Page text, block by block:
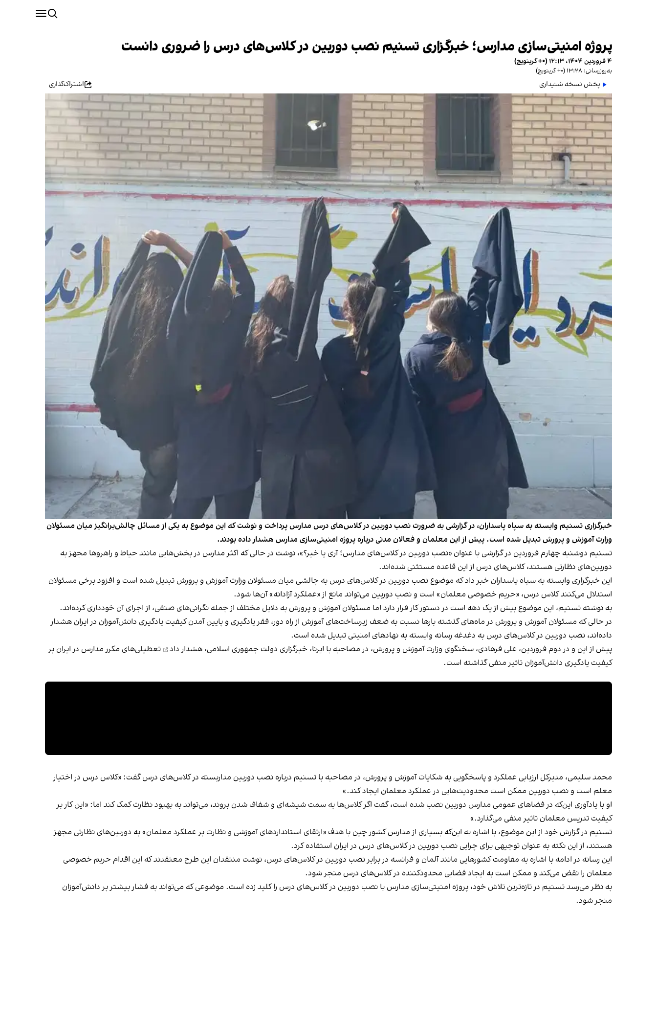
پروژه امنیتی‌سازی مدارس؛ خبرگزاری تسنیم نصب دوربین در کلاس‌های درس را ضروری دانست
۴ فروردین ۱۴۰۴، ۱۲:۱۳ (‎+۰ گرینویچ)
به‌روزرسانی: ۱۳:۲۸ (‎+۰ گرینویچ)
پخش نسخه شنیداری اشتراک‌گذاری
خبرگزاری تسنیم وابسته به سپاه پاسداران، در گزارشی به ضرورت نصب دوربین در کلاس‌های درس مدارس پرداخت و نوشت که این موضوع به یکی از مسائل چالش‌برانگیز میان مسئولان
وزارت آموزش و پرورش تبدیل شده است. پیش‌ از این معلمان و فعالان مدنی درباره پروژه امنیتی‌سازی مدارس هشدار داده بودند.
تسنیم دوشنبه چهارم فروردین در گزارشی با عنوان «نصب دوربین در کلاس‌های مدارس؛ آری یا خیر؟»، نوشت در حالی‌ که اکثر مدارس در بخش‌هایی مانند حیاط و راهروها مجهز به
دوربین‌های نظارتی هستند، کلاس‌های درس از این قاعده مستثنی شده‌اند.
این خبرگزاری وابسته به سپاه پاسداران خبر داد که موضوع نصب دوربین در کلاس‌های درس به چالشی میان مسئولان وزارت آموزش و پرورش تبدیل شده است و افزود برخی مسئولان
استدلال می‌کنند کلاس درس، «حریم خصوصی معلمان» است و نصب دوربین می‌تواند مانع از «عملکرد آزادانه» آن‌ها شود.
به نوشته تسنیم، این موضوع بیش از یک دهه است در دستور کار قرار دارد اما مسئولان آموزش و پرورش به دلایل مختلف از جمله نگرانی‌های صنفی، از اجرای آن خودداری کرده‌اند.
در حالی‌ که مسئولان آموزش و پرورش در ماه‌های گذشته بارها نسبت به ضعف زیرساخت‌های آموزش از راه دور، فقر یادگیری و پایین آمدن کیفیت یادگیری دانش‌آموزان در ایران هشدار
داده‌اند، نصب دوربین در کلاس‌های درس به دغدغه رسانه وابسته به نهادهای امنیتی تبدیل شده است.
پیش از این و در دوم فروردین، علی فرهادی، سخنگوی وزارت آموزش و پرورش، در مصاحبه با ایرنا، خبرگزاری دولت جمهوری اسلامی، هشدار داد
تعطیلی‌های مکرر مدارس در ایران بر
کیفیت یادگیری دانش‌آموزان تاثیر منفی گذاشته است.
محمد سلیمی، مدیرکل ارزیابی عملکرد و پاسخگویی به شکایات آموزش و پرورش، در مصاحبه با تسنیم درباره نصب دوربین مداربسته در کلاس‌های درس گفت: «کلاس درس در اختیار
معلم است و نصب دوربین ممکن است محدودیت‌هایی در عملکرد معلمان ایجاد کند.»
او با یادآوری این‌که در فضاهای عمومی مدارس دوربین نصب شده است، گفت اگر کلاس‌ها به سمت شیشه‌ای و شفاف شدن بروند، می‌تواند به بهبود نظارت کمک کند اما: «این کار بر
کیفیت تدریس معلمان تاثیر منفی می‌گذارد.»
تسنیم در گزارش خود از این موضوع، با اشاره به این‌که بسیاری از مدارس کشور چین با هدف «ارتقای استانداردهای آموزشی و نظارت بر عملکرد معلمان» به دوربین‌های نظارتی مجهز
هستند، از این نکته به عنوان توجیهی برای چرایی نصب دوربین در کلاس‌های درس در ایران استفاده کرد.
این رسانه در ادامه با اشاره به مقاومت کشورهایی مانند آلمان و فرانسه در برابر نصب دوربین در کلاس‌های درس، نوشت منتقدان این طرح معتقدند که این اقدام حریم خصوصی
معلمان را نقض می‌کند و ممکن است به ایجاد فضایی محدودکننده در کلاس‌های درس منجر شود.
به نظر می‌رسد تسنیم در تازه‌ترین تلاش خود، پروژه امنیتی‌سازی مدارس با نصب دوربین در کلاس‌های درس را کلید زده است. موضوعی که می‌تواند به فشار بیشتر بر دانش‌آموزان
منجر شود.